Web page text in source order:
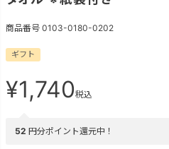
商品番号 0103-0180-0202
ギフト
¥1,740税込
52 円分ポイント還元中！